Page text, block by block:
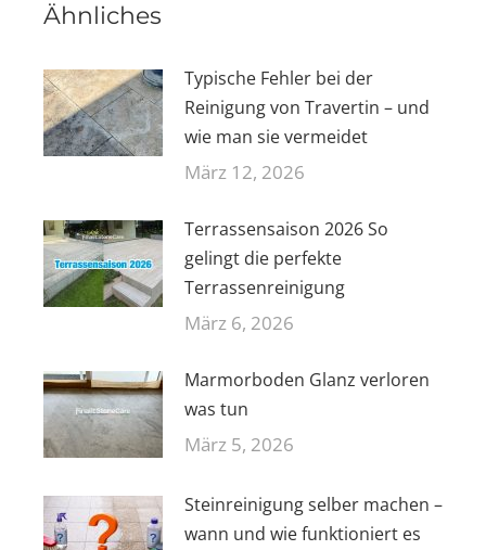
Ähnliches
Typische Fehler bei der
Reinigung von Travertin – und
wie man sie vermeidet
März 12, 2026
Terrassensaison 2026 So
gelingt die perfekte
Terrassenreinigung
März 6, 2026
Marmorboden Glanz verloren
was tun
März 5, 2026
Steinreinigung selber machen –
wann und wie funktioniert es